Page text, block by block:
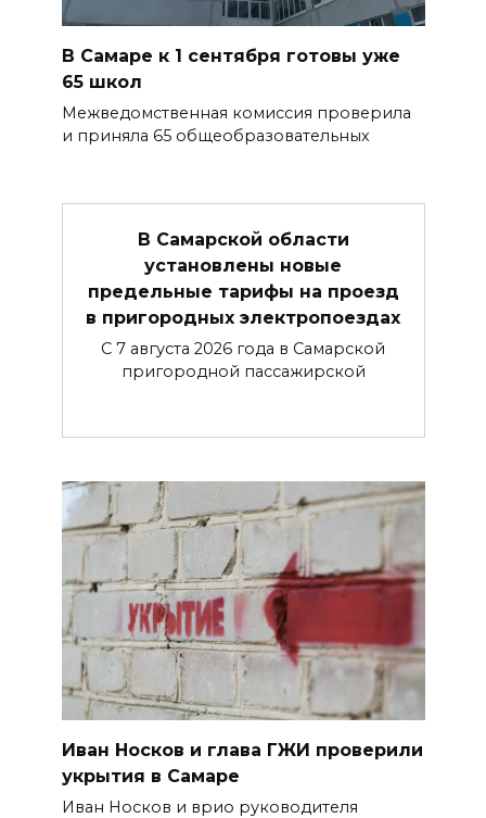
В Самаре к 1 сентября готовы уже
65 школ
Межведомственная комиссия проверила
и приняла 65 общеобразовательных
В Самарской области
установлены новые
предельные тарифы на проезд
в пригородных электропоездах
С 7 августа 2026 года в Самарской
пригородной пассажирской
Иван Носков и глава ГЖИ проверили
укрытия в Самаре
Иван Носков и врио руководителя